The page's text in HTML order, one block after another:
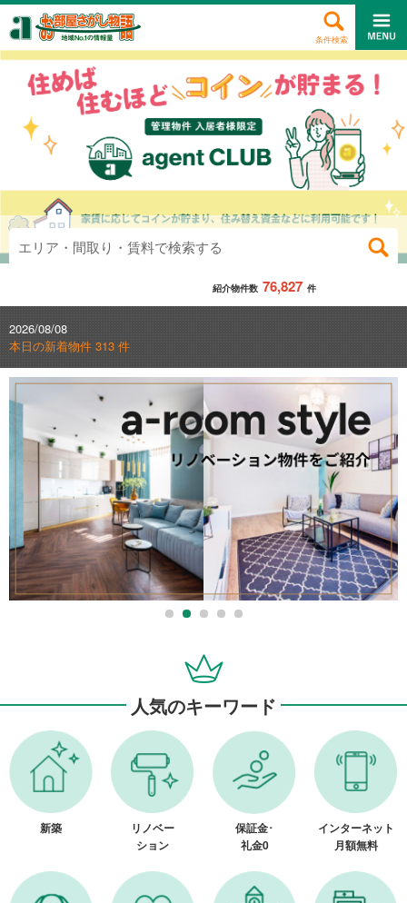
条件検索
紹介物件数 76,827 件
エリア・間取り・賃料で検索する
2026/08/08
本日の新着物件 313 件
人気のキーワード
新築
リノベー
ション
保証金･
礼金0
インターネット
月額無料